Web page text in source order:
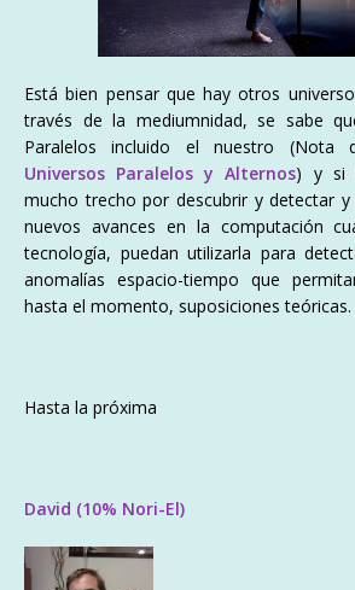
Está bien pensar que hay otros
través de la mediumnidad, se sabe
Paralelos incluido el nuestro (Nota
Universos Paralelos y Alternos) y si
mucho trecho por descubrir y detectar
nuevos avances en la computación
tecnología, puedan utilizarla para
anomalías espacio-tiempo que
hasta el momento, suposiciones teóricas.
Hasta la próxima
David (10% Nori-El)